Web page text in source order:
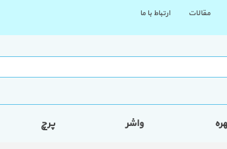
مقالات ارتباط با ما
واشر پرچ